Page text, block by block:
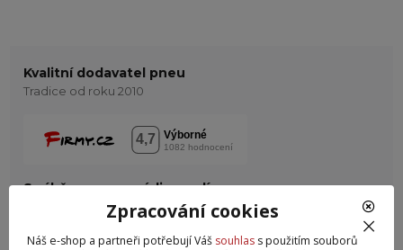
Kvalitní dodavatel pneu
Tradice od roku 2010
S výběrem pneu rádi poradíme
Kontaktujte nás
Osobní odběr Brno
Zpracování cookies
Náš e-shop a partneři potřebují Váš souhlass použitím souborů